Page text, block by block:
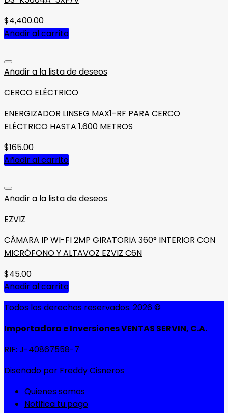
$4,400.00
Añadir al carrito
Añadir a la lista de deseos
CERCO ELÉCTRICO
ENERGIZADOR LINSEG MAX1-RF PARA CERCO
ELÉCTRICO HASTA 1.600 METROS
$165.00
Añadir al carrito
Añadir a la lista de deseos
EZVIZ
CÁMARA IP WI-FI 2MP GIRATORIA 360° INTERIOR CON
MICRÓFONO Y ALTAVOZ EZVIZ C6N
$45.00
Añadir al carrito
Todos los derechos reservados. 2026 ©
Importadora e Inversiones VENTAS SERVIN, C.A.
RIF: J-40867558-7
Diseñado por Freddy Cisneros
Quienes somos
Notifica tu pago